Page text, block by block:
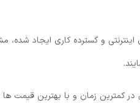
اینترنتی و گسترده کاری ایجاد
کمترین زمان و با بهترین قیمت ها